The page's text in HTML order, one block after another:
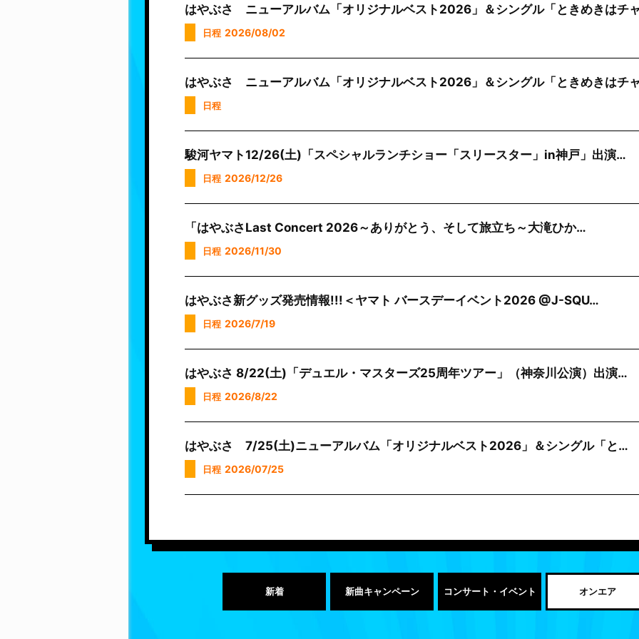
はやぶさ ニューアルバム「オリジナルベスト2026」＆シングル「ときめきはチ
日程 2026/08/02
はやぶさ ニューアルバム「オリジナルベスト2026」＆シングル「ときめきはチ
日程
駿河ヤマト12/26(土)「スペシャルランチショー「スリースター」in神戸」出演…
日程 2026/12/26
「はやぶさLast Concert 2026～ありがとう、そして旅立ち～大滝ひか…
日程 2026/11/30
はやぶさ新グッズ発売情報!!!＜ヤマト バースデーイベント2026 @J-SQU…
日程 2026/7/19
はやぶさ 8/22(土)「デュエル・マスターズ25周年ツアー」（神奈川公演）出演…
日程 2026/8/22
はやぶさ 7/25(土)ニューアルバム「オリジナルベスト2026」＆シングル「と…
日程 2026/07/25
新着 新曲キャンペーン コンサート・イベント オンエア